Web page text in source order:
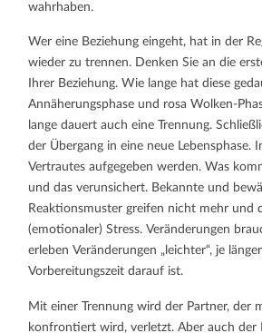
wahrhaben.
Wer eine Beziehung eingeht, hat in der
wieder zu trennen. Denken Sie an die
Ihrer Beziehung. Wie lange hat diese
Annäherungsphase und rosa Wolken-
lange dauert auch eine Trennung.
der Übergang in eine neue Lebensphase.
Vertrautes aufgegeben werden. Was
und das verunsichert. Bekannte und
Reaktionsmuster greifen nicht mehr und
(emotionaler) Stress. Veränderungen
erleben Veränderungen „leichter“, je
Vorbereitungszeit darauf ist.
Mit einer Trennung wird der Partner, der
konfrontiert wird, verletzt. Aber auch der